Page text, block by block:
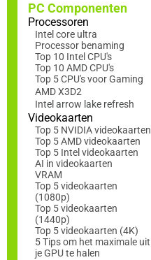
PC Componenten
Processoren
Intel core ultra
Processor benaming
Top 10 Intel CPU's
Top 10 AMD CPU's
Top 5 CPU's voor Gaming
AMD X3D2
Intel arrow lake refresh
Videokaarten
Top 5 NVIDIA videokaarten
Top 5 AMD videokaarten
Top 5 Intel videokaarten
AI in videokaarten
VRAM
Top 5 videokaarten
(1080p)
Top 5 videokaarten
(1440p)
Top 5 videokaarten (4K)
5 Tips om het maximale uit
je GPU te halen